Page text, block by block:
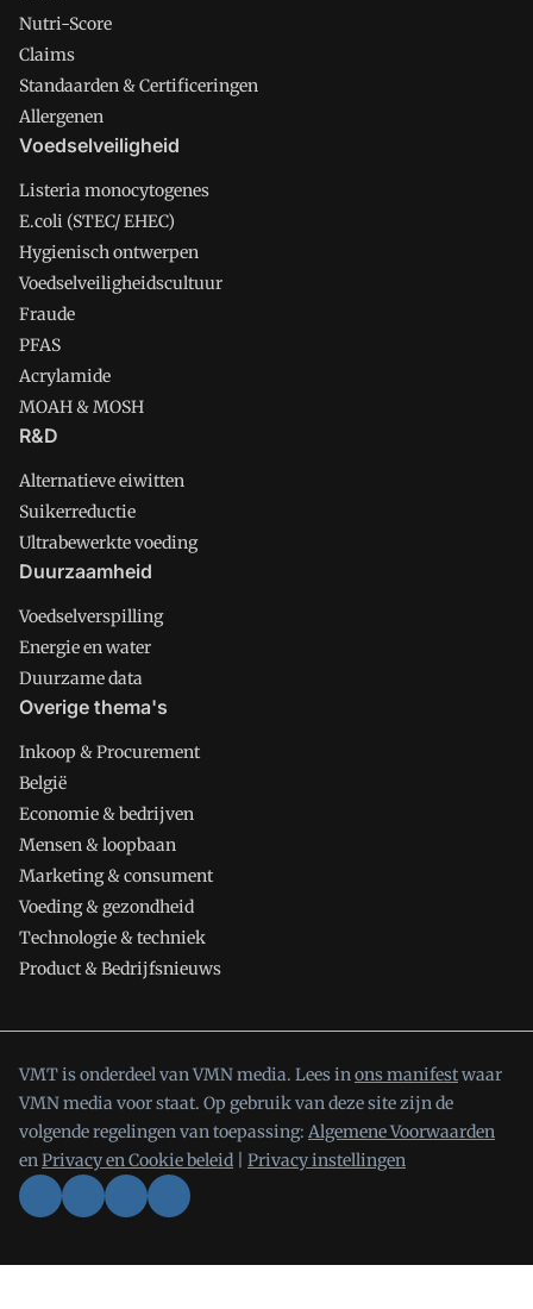
Nutri-Score
Claims
Standaarden & Certificeringen
Allergenen
Voedselveiligheid
Listeria monocytogenes
E.coli (STEC/ EHEC)
Hygienisch ontwerpen
Voedselveiligheidscultuur
Fraude
PFAS
Acrylamide
MOAH & MOSH
R&D
Alternatieve eiwitten
Suikerreductie
Ultrabewerkte voeding
Duurzaamheid
Voedselverspilling
Energie en water
Duurzame data
Overige thema's
Inkoop & Procurement
België
Economie & bedrijven
Mensen & loopbaan
Marketing & consument
Voeding & gezondheid
Technologie & techniek
Product & Bedrijfsnieuws
VMT is onderdeel van VMN media. Lees inons manifestwaar
VMN media voor staat. Op gebruik van deze site zijn de
volgende regelingen van toepassing: Algemene Voorwaarden
enPrivacy en Cookie beleid Privacy instellingen